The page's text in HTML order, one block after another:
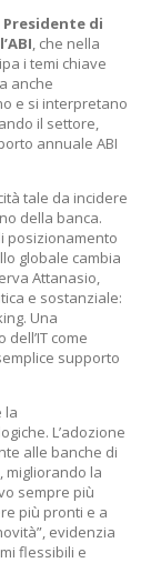
di
, che nella
i temi chiave
anche
e si interpretano
il settore,
annuale ABI
tale da incidere
della banca.
posizionamento
globale cambia
Attanasio,
e sostanziale:
Una
come
supporto
la
L’adozione
alle banche di
migliorando la
sempre più
più pronti e a
evidenzia
flessibili e